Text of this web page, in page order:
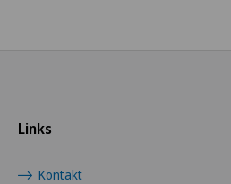
Links
Kontakt